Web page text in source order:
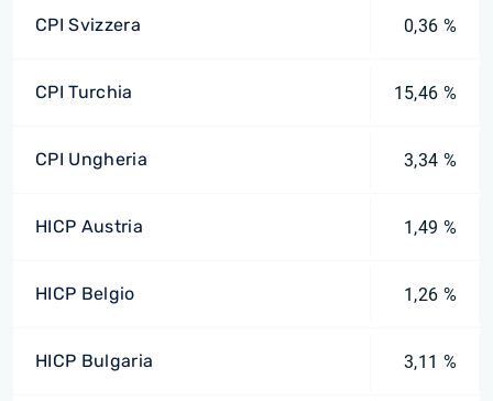
CPI Svizzera 0,36 %
CPI Turchia 15,46 %
CPI Ungheria 3,34 %
HICP Austria 1,49 %
HICP Belgio 1,26 %
HICP Bulgaria 3,11 %